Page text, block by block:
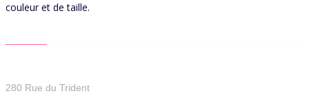
couleur et de taille.
280 Rue du Trident